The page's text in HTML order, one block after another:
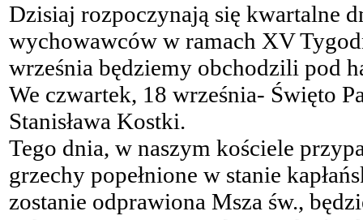
Dzisiaj rozpoczynają się kwartalne
wychowawców w ramach XV
września będziemy obchodzili pod
We czwartek, 18 września- Święto
Stanisława Kostki.
Tego dnia, w naszym kościele
grzechy popełnione w stanie
zostanie odprawiona Msza św.,